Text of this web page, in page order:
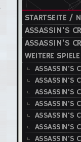
STARTSEITE /
ASSASSIN'S
ASSASSIN'S
WEITERE SPIELE
ASSASSIN'S
ASSASSIN'S
ASSASSIN'S
ASSASSIN'S
ASSASSIN'S
ASSASSIN'S
ASSASSIN'S